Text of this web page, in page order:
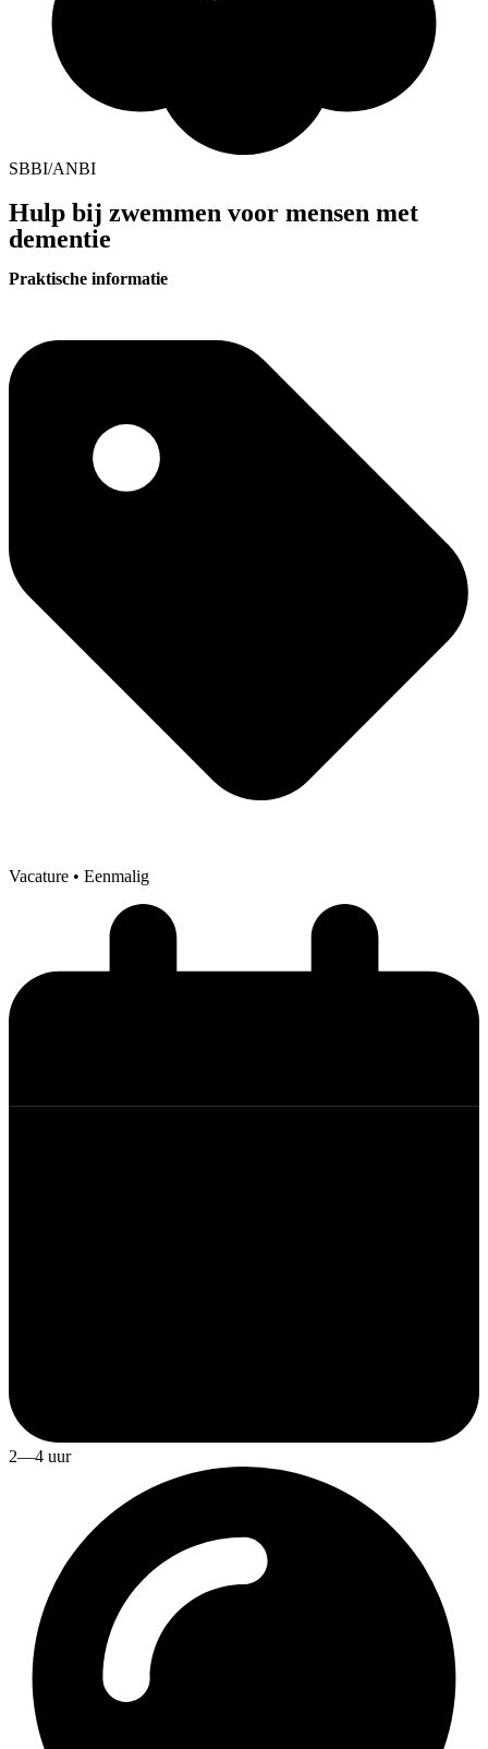
SBBI/ANBI
Hulp bij zwemmen voor mensen met
dementie
Praktische informatie
Vacature • Eenmalig
2—4 uur